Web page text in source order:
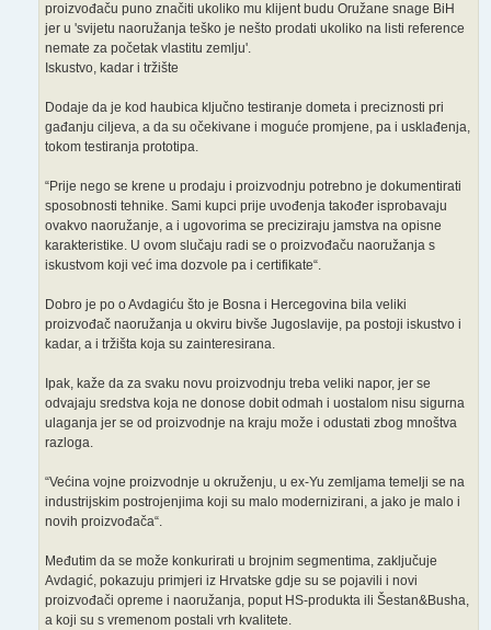
proizvođaču puno značiti ukoliko mu klijent budu Oružane snage BiH
jer u 'svijetu naoružanja teško je nešto prodati ukoliko na listi reference
nemate za početak vlastitu zemlju'.
Iskustvo, kadar i tržište
Dodaje da je kod haubica ključno testiranje dometa i preciznosti pri
gađanju ciljeva, a da su očekivane i moguće promjene, pa i usklađenja,
tokom testiranja prototipa.
“Prije nego se krene u prodaju i proizvodnju potrebno je dokumentirati
sposobnosti tehnike. Sami kupci prije uvođenja također isprobavaju
ovakvo naoružanje, a i ugovorima se preciziraju jamstva na opisne
karakteristike. U ovom slučaju radi se o proizvođaču naoružanja s
iskustvom koji već ima dozvole pa i certifikate“.
Dobro je po o Avdagiću što je Bosna i Hercegovina bila veliki
proizvođač naoružanja u okviru bivše Jugoslavije, pa postoji iskustvo i
kadar, a i tržišta koja su zainteresirana.
Ipak, kaže da za svaku novu proizvodnju treba veliki napor, jer se
odvajaju sredstva koja ne donose dobit odmah i uostalom nisu sigurna
ulaganja jer se od proizvodnje na kraju može i odustati zbog mnoštva
razloga.
“Većina vojne proizvodnje u okruženju, u ex-Yu zemljama temelji se na
industrijskim postrojenjima koji su malo modernizirani, a jako je malo i
novih proizvođača“.
Međutim da se može konkurirati u brojnim segmentima, zaključuje
Avdagić, pokazuju primjeri iz Hrvatske gdje su se pojavili i novi
proizvođači opreme i naoružanja, poput HS-produkta ili Šestan&Busha,
a koji su s vremenom postali vrh kvalitete.